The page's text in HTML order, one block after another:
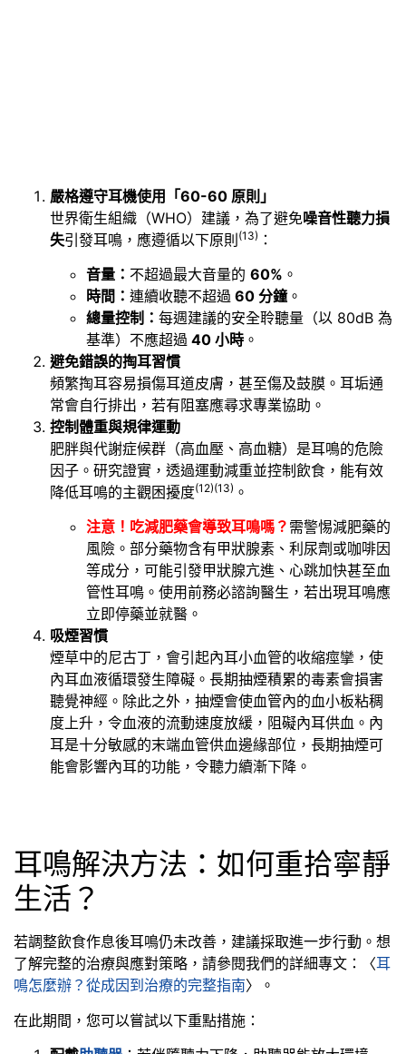
嚴格遵守耳機使用「60-60 原則」
世界衛生組織（WHO）建議，為了避免噪音性聽力損
失引發耳鳴，應遵循以下原則(13) ：
音量： 不超過最大音量的 60% 。
時間： 連續收聽不超過 60 分鐘。
總量控制： 每週建議的安全聆聽量（以 80dB 為
基準）不應超過 40 小時 。
避免錯誤的掏耳習慣
頻繁掏耳容易損傷耳道皮膚，甚至傷及鼓膜。耳垢通
常會自行排出，若有阻塞應尋求專業協助。
控制體重與規律運動
肥胖與代謝症候群（高血壓、高血糖）是耳鳴的危險
因子。研究證實，透過運動減重並控制飲食，能有效
降低耳鳴的主觀困擾度(12)(13) 。
注意！吃減肥藥會導致耳鳴嗎？ 需警惕減肥藥的
風險。部分藥物含有甲狀腺素、利尿劑或咖啡因
等成分，可能引發甲狀腺亢進、心跳加快甚至血
管性耳鳴。使用前務必諮詢醫生，若出現耳鳴應
立即停藥並就醫。
吸煙習慣
煙草中的尼古丁，會引起內耳小血管的收縮痙攣，使
內耳血液循環發生障礙。長期抽煙積累的毒素會損害
聽覺神經。除此之外，抽煙會使血管內的血小板粘稠
度上升，令血液的流動速度放緩，阻礙內耳供血。內
耳是十分敏感的末端血管供血邊緣部位，長期抽煙可
能會影響內耳的功能，令聽力續漸下降。
耳鳴解決方法：如何重拾寧靜
生活？
若調整飲食作息後耳鳴仍未改善，建議採取進一步行動。想
了解完整的治療與應對策略，請參閱我們的詳細專文：〈耳
鳴怎麼辦？從成因到治療的完整指南〉。
在此期間，您可以嘗試以下重點措施：